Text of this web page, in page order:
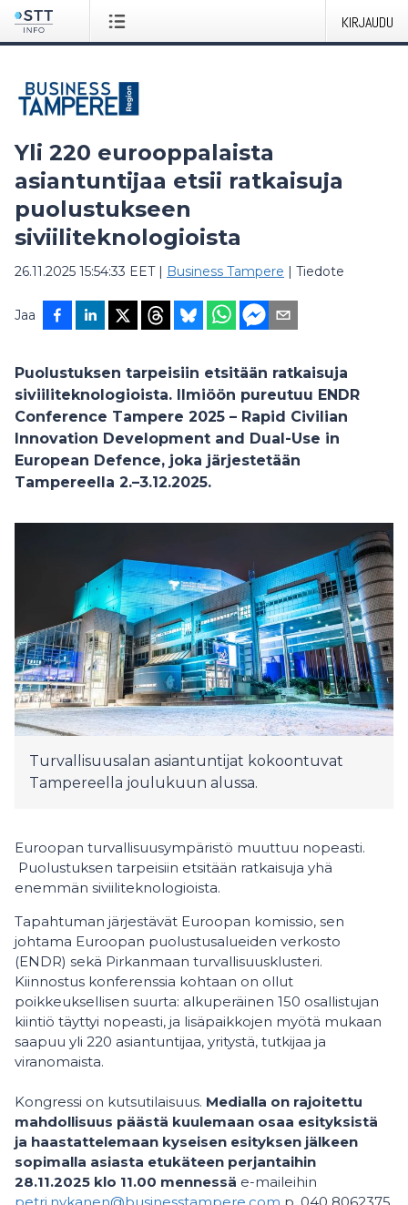
KIRJAUDU
Yli 220 eurooppalaista
asiantuntijaa etsii ratkaisuja
puolustukseen
siviiliteknologioista
26.11.2025 15:54:33 EET| Business Tampere | Tiedote
Jaa
Puolustuksen tarpeisiin etsitään ratkaisuja
siviiliteknologioista. Ilmiöön pureutuu ENDR
Conference Tampere 2025 – Rapid Civilian
Innovation Development and Dual-Use in
European Defence, joka järjestetään
Tampereella 2.–3.12.2025.
Turvallisuusalan asiantuntijat kokoontuvat
Tampereella joulukuun alussa.
Euroopan turvallisuusympäristö muuttuu nopeasti.
Puolustuksen tarpeisiin etsitään ratkaisuja yhä
enemmän siviiliteknologioista.
Tapahtuman järjestävät Euroopan komissio, sen
johtama Euroopan puolustusalueiden verkosto
(ENDR) sekä Pirkanmaan turvallisuusklusteri.
Kiinnostus konferenssia kohtaan on ollut
poikkeuksellisen suurta: alkuperäinen 150 osallistujan
kiintiö täyttyi nopeasti, ja lisäpaikkojen myötä mukaan
saapuu yli 220 asiantuntijaa, yritystä, tutkijaa ja
viranomaista.
Kongressi on kutsutilaisuus. Medialla on rajoitettu
mahdollisuus päästä kuulemaan osaa esityksistä
ja haastattelemaan kyseisen esityksen jälkeen
sopimalla asiasta etukäteen perjantaihin
28.11.2025 klo 11.00 mennessä e-maileihin